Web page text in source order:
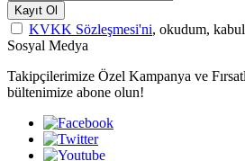
Kayıt Ol
KVKK Sözleşmesi'ni, okudum,
Sosyal Medya
Takipçilerimize Özel Kampanya ve
bültenimize abone olun!